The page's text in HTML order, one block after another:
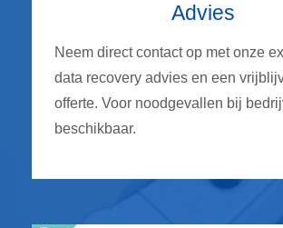
Advies
Neem direct contact op met onze
data recovery advies en een
offerte. Voor noodgevallen bij
beschikbaar.